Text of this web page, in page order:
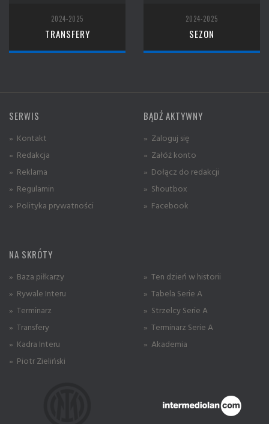
2024-2025
TRANSFERY
2024-2025
SEZON
SERWIS
» Kontakt
» Redakcja
» Reklama
» Regulamin
» Polityka prywatności
BĄDŹ AKTYWNY
» Zaloguj się
» Załóż konto
» Dołącz do redakcji
» Shoutbox
» Facebook
NA SKRÓTY
» Baza piłkarzy
» Rywale Interu
» Terminarz
» Transfery
» Kadra Interu
» Piotr Zieliński
» Ten dzień w historii
» Tabela Serie A
» Strzelcy Serie A
» Terminarz Serie A
» Akademia